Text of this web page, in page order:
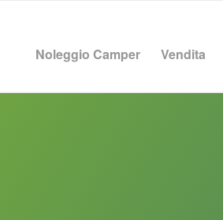
Noleggio Camper Vendita